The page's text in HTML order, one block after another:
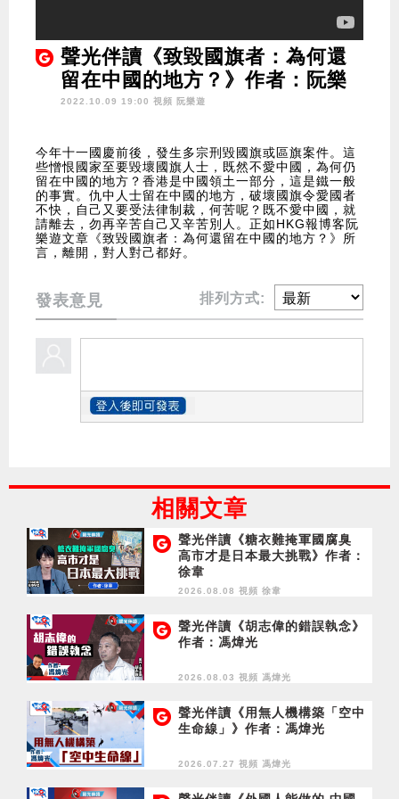
聲光伴讀《致毀國旗者：為何還
留在中國的地方？》作者：阮樂
遊
2022.10.09 19:00 視頻 阮樂遊
今年十一國慶前後，發生多宗刑毀國旗或區旗案件。這
些憎恨國家至要毀壞國旗人士，既然不愛中國，為何仍
留在中國的地方？香港是中國領土一部分，這是鐵一般
的事實。仇中人士留在中國的地方，破壞國旗令愛國者
不快，自己又要受法律制裁，何苦呢？既不愛中國，就
請離去，勿再辛苦自己又辛苦別人。正如HKG報博客阮
樂遊文章《致毀國旗者：為何還留在中國的地方？》所
言，離開，對人對己都好。
發表意見 排列方式:
相關文章
聲光伴讀《糖衣難掩軍國腐臭
高市才是日本最大挑戰》作者：
徐韋
2026.08.08 視頻 徐韋
聲光伴讀《胡志偉的錯誤執念》
作者：馮煒光
2026.08.03 視頻 馮煒光
聲光伴讀《用無人機構築「空中
生命線」》作者：馮煒光
2026.07.27 視頻 馮煒光